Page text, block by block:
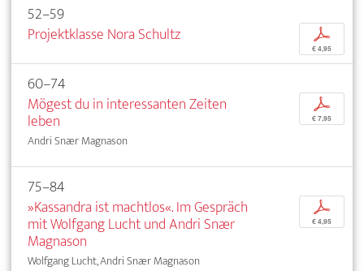
52–59
Projektklasse Nora Schultz
p
€ 4,95
60–74
Mögest du in interessanten Zeiten
leben
Andri Snær Magnason
p
€ 7,95
75–84
»Kassandra ist machtlos«. Im Gespräch
mit Wolfgang Lucht und Andri Snær
Magnason
Wolfgang Lucht, Andri Snær Magnason
p
€ 4,95